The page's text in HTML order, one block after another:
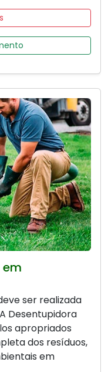
em
ser realizada
Desentupidora
apropriados
dos resíduos,
em